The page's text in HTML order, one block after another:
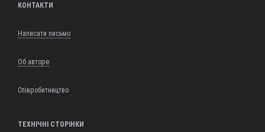
КОНТАКТИ
Написати письмо
Об авторе
Співробитництво
ТЕХНІЧНІ СТОРІНКИ